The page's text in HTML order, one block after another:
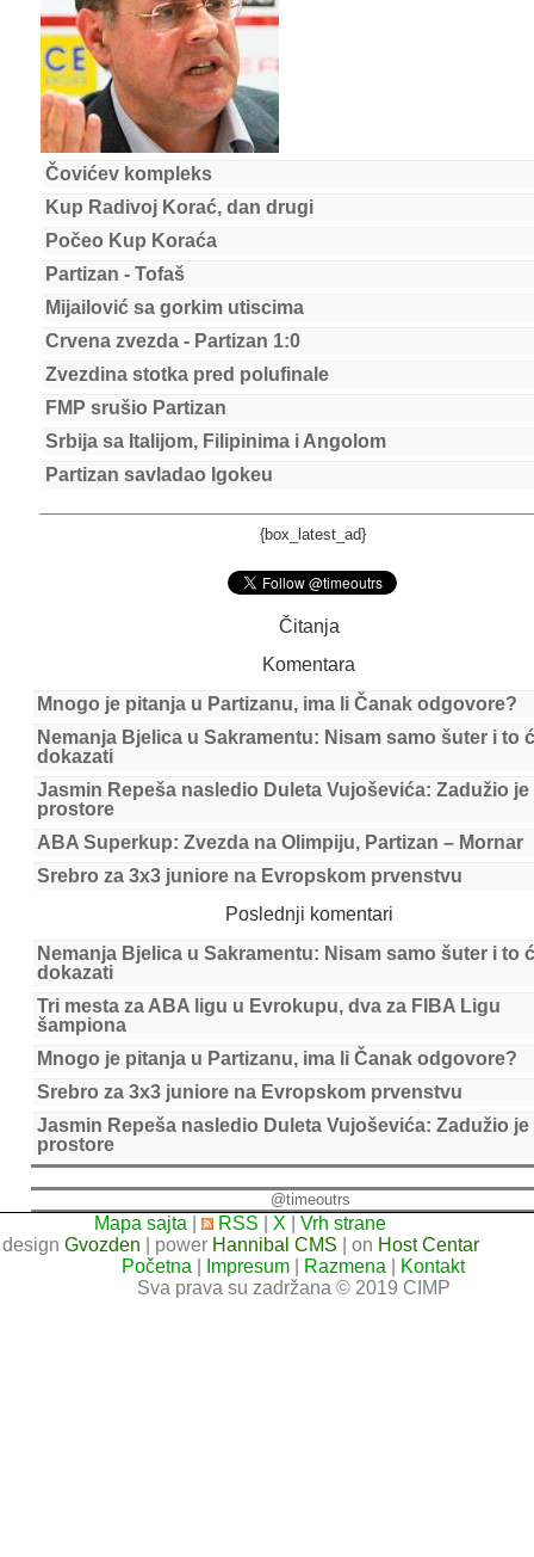
Čovićev kompleks
Kup Radivoj Korać, dan drugi
Počeo Kup Koraća
Partizan - Tofaš
Mijailović sa gorkim utiscima
Crvena zvezda - Partizan 1:0
Zvezdina stotka pred polufinale
FMP srušio Partizan
Srbija sa Italijom, Filipinima i Angolom
Partizan savladao Igokeu
{box_latest_ad}
Čitanja
Komentara
Mnogo je pitanja u Partizanu, ima li Čanak odgovore?
Nemanja Bjelica u Sakramentu: Nisam samo šuter i to
dokazati
Jasmin Repeša nasledio Duleta Vujoševića: Zadužio je
prostore
ABA Superkup: Zvezda na Olimpiju, Partizan – Mornar
Srebro za 3x3 juniore na Evropskom prvenstvu
Poslednji komentari
Nemanja Bjelica u Sakramentu: Nisam samo šuter i to
dokazati
Tri mesta za ABA ligu u Evrokupu, dva za FIBA Ligu
šampiona
Mnogo je pitanja u Partizanu, ima li Čanak odgovore?
Srebro za 3x3 juniore na Evropskom prvenstvu
Jasmin Repeša nasledio Duleta Vujoševića: Zadužio je
prostore
@timeoutrs
Mapa sajta | RSS X |Vrh strane
design Gvozden | power Hannibal CMS | on Host Centar
Početna
Impresum Razmena
Kontakt
Sva prava su zadržana © 2019 CIMP